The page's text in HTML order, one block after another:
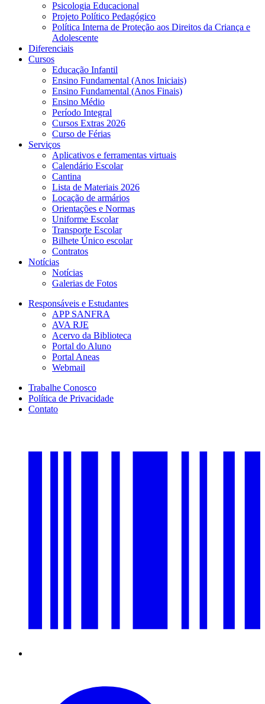
Psicologia Educacional
Projeto Político Pedagógico
Política Interna de Proteção aos Direitos da Criança e
Adolescente
Diferenciais
Cursos
Educação Infantil
Ensino Fundamental (Anos Iniciais)
Ensino Fundamental (Anos Finais)
Ensino Médio
Período Integral
Cursos Extras 2026
Curso de Férias
Serviços
Aplicativos e ferramentas virtuais
Calendário Escolar
Cantina
Lista de Materiais 2026
Locação de armários
Orientações e Normas
Uniforme Escolar
Transporte Escolar
Bilhete Único escolar
Contratos
Notícias
Notícias
Galerias de Fotos
Responsáveis e Estudantes
APP SANFRA
AVA RJE
Acervo da Biblioteca
Portal do Aluno
Portal Aneas
Webmail
Trabalhe Conosco
Política de Privacidade
Contato